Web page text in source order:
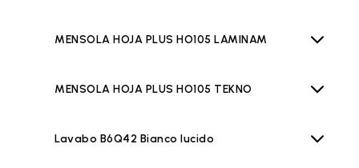
MENSOLA HOJA PLUS HO105 LAMINAM
MENSOLA HOJA PLUS HO105 TEKNO
Lavabo B6Q42 Bianco lucido